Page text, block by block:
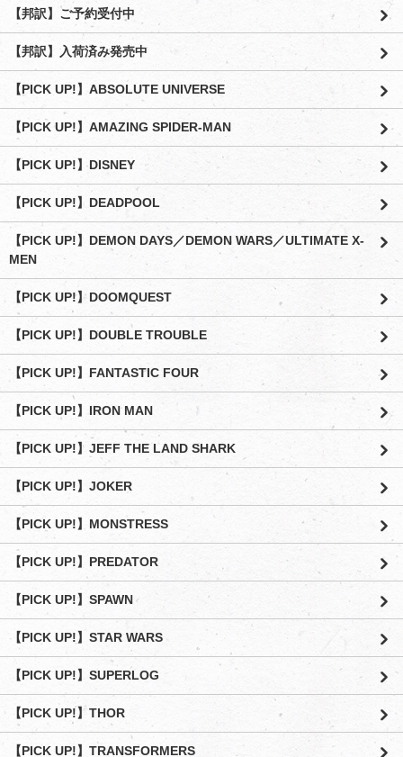
【邦訳】ご予約受付中
【邦訳】入荷済み発売中
【PICK UP!】ABSOLUTE UNIVERSE
【PICK UP!】AMAZING SPIDER-MAN
【PICK UP!】DISNEY
【PICK UP!】DEADPOOL
【PICK UP!】DEMON DAYS／DEMON WARS／ULTIMATE X-
MEN
【PICK UP!】DOOMQUEST
【PICK UP!】DOUBLE TROUBLE
【PICK UP!】FANTASTIC FOUR
【PICK UP!】IRON MAN
【PICK UP!】JEFF THE LAND SHARK
【PICK UP!】JOKER
【PICK UP!】MONSTRESS
【PICK UP!】PREDATOR
【PICK UP!】SPAWN
【PICK UP!】STAR WARS
【PICK UP!】SUPERLOG
【PICK UP!】THOR
【PICK UP!】TRANSFORMERS